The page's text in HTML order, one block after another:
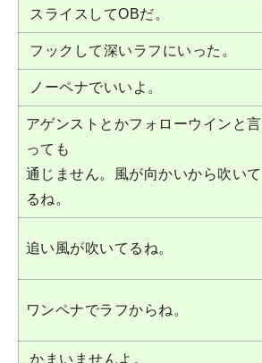
スライスしてOBだ。
フックして深いラフにいった。
ノーペナでいいよ。
アゲンストとかフォローウインと言
っても
通じません。風が向かいから吹いて
るね。
追い風が吹いてるね。
ワンペナでラフからね。
かまいませんよ。